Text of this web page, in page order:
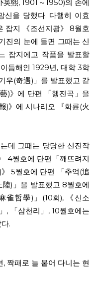
熙, 1901～1950)의 손에
신을 당했다. 다행히 이효
잡지 《조선지광》 8월호
진의 눈에 들면 그때는 신
잡지에고 작품을 발표할
듬해인 1929년, 대학 3학
우(奇遇)」를 발표했고 같
)》에 단편 「행진곡」을
)》에 시나리오 『화륜(火
데 그때는 당당한 신진작
4월호에 단편「깨뜨려지
5월호에 단편 「추억(追
)」을 발표했고 8월호에
雀哲學)」(10회), 《신소
, 「삼천리」, 10월호에는
.
짝패로 늘 붙어 다니는 현